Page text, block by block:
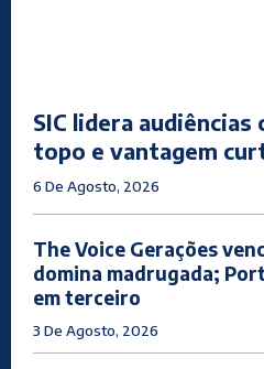
SIC lidera
topo e vantagem
6 De Agosto, 2026
The Voice Gerações
domina madrugada;
em terceiro
3 De Agosto, 2026